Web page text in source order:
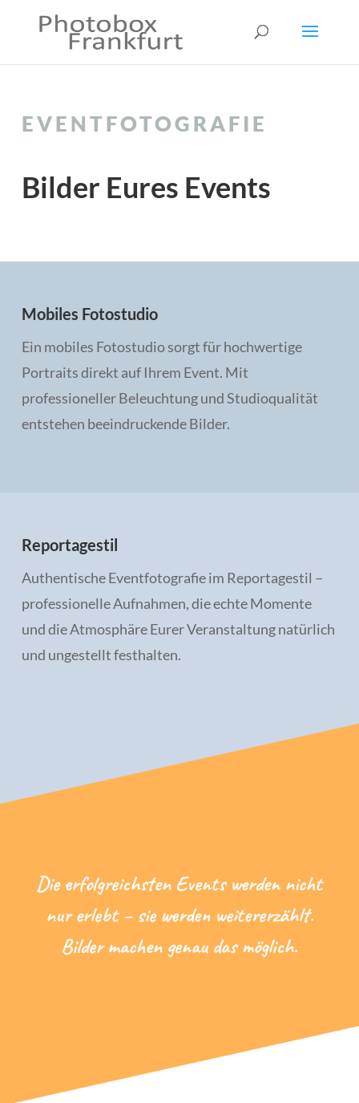
EVENTFOTOGRAFIE
Bilder Eures Events
Mobiles Fotostudio
Ein mobiles Fotostudio sorgt für hochwertige
Portraits direkt auf Ihrem Event. Mit
professioneller Beleuchtung und Studioqualität
entstehen beeindruckende Bilder.
Reportagestil
Authentische Eventfotografie im Reportagestil –
professionelle Aufnahmen, die echte Momente
und die Atmosphäre Eurer Veranstaltung natürlich
und ungestellt festhalten.
Die erfolgreichsten Events werden nicht
nur erlebt – sie werden weitererzählt.
Bilder machen genau das möglich.